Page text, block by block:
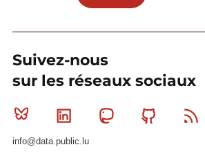
Suivez-nous
sur les réseaux sociaux
Bluesky Linkedin MastodonGithub
info@data.public.lu